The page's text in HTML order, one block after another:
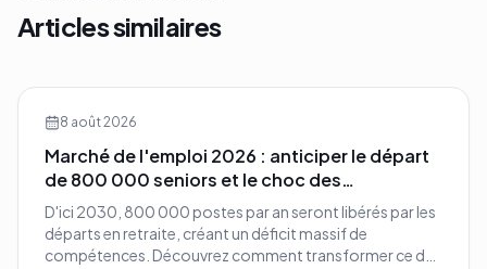
Articles similaires
8 août 2026
Marché de l'emploi 2026 : anticiper le départ
de 800 000 seniors et le choc des
compétences
D'ici 2030, 800 000 postes par an seront libérés par les
départs en retraite, créant un déficit massif de
compétences. Découvrez comment transformer ce défi